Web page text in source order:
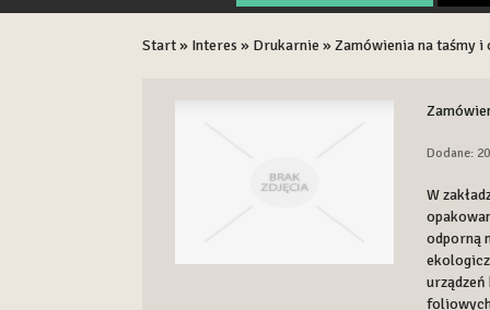
Start» Interes » Drukarnie »Zamówienia na taśmy
Dodane:
W
odporną